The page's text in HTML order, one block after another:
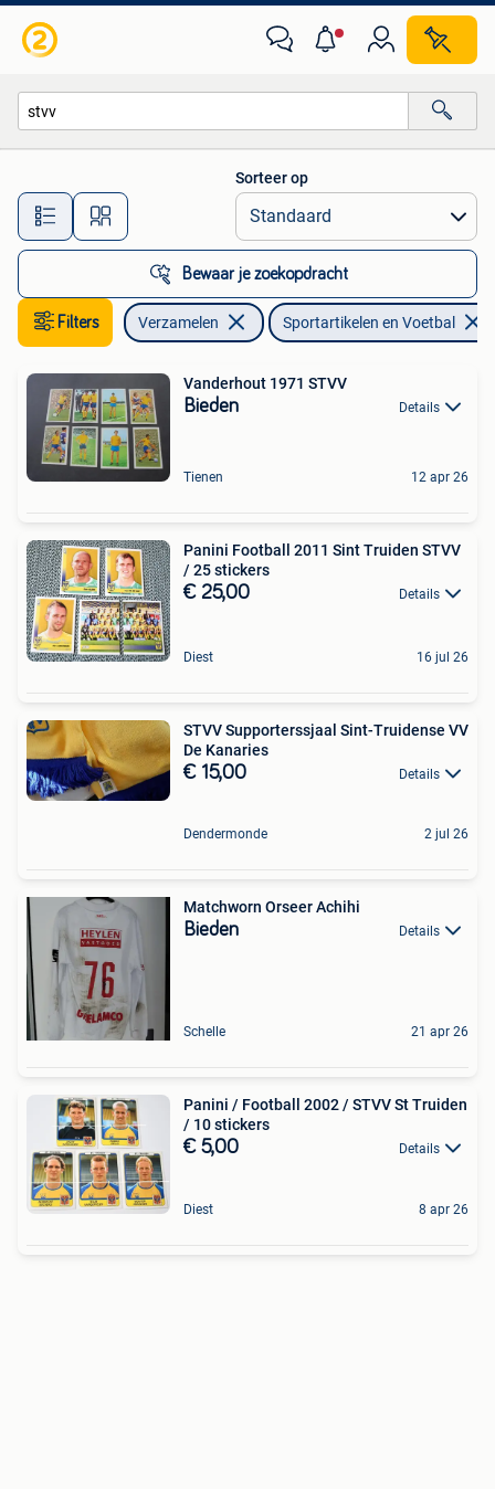
Alle afstanden…
Sorteer op
Bewaar je zoekopdracht
Filters Verzamelen Sportartikelen en Voetbal
Vanderhout 1971 STVV
Bieden Details
Tienen 12 apr 26
Panini Football 2011 Sint Truiden STVV
/ 25 stickers
€ 25,00 Details
Diest 16 jul 26
STVV Supporterssjaal Sint-Truidense VV
De Kanaries
€ 15,00 Details
Dendermonde 2 jul 26
Matchworn Orseer Achihi
Bieden Details
Schelle 21 apr 26
Panini / Football 2002 / STVV St Truiden
/ 10 stickers
€ 5,00 Details
Diest 8 apr 26